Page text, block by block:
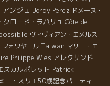
アンジェ Jordy Perez ドメーヌ・
クロード・ラパリュ Côte de
ヴィヴィアン・エメルス
フォワヤール Taiwan マリー・エ
Philippe Wies アレクサンド
スカルポレット Patrick
ー・スリエ50歳記念パーティー